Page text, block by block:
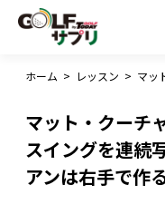
ホーム > レッスン >
マット・クーチ
スイングを連続
アンは右手で作